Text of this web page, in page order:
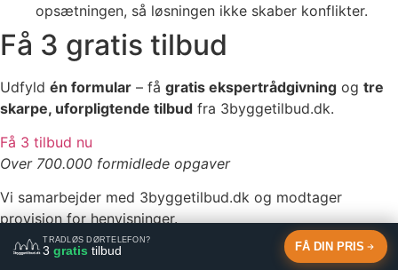
opsætningen, så løsningen ikke skaber konflikter.
Få 3 gratis tilbud
Udfyld én formular – få gratis ekspertrådgivning og tre
skarpe, uforpligtende tilbud fra 3byggetilbud.dk.
Få 3 tilbud nu
Over 700.000 formidlede opgaver
TRÅDLØS DØRTELEFON?
3gratis tilbud FÅ DIN PRIS
Vi samarbejder med 3byggetilbud.dk og modtager
provision for henvisninger.
Facebook-f